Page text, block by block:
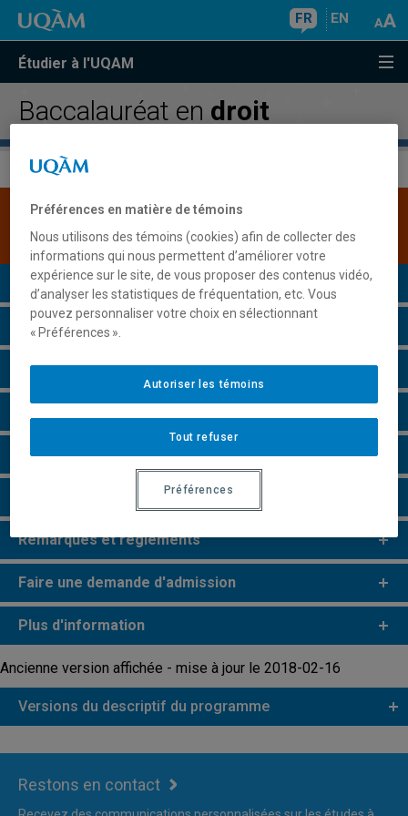
FR EN
Étudier à l'UQAM
Baccalauréat en droit
Une version plus récente de ce programme est
disponible.Cliquez ici pour la consulter.
Présentation du programme
Conditions d'admission
Cours à suivre et horaires
Perspectives professionnelles
cycles
Remarques et règlements
Faire une demande d'admission
Plus d'information
Ancienne version affichée - mise à jour le 2018-02-16
Versions du descriptif du programme
Restons en contact
Préférences en matière de témoins
Nous utilisons des témoins (cookies) afin de collecter des
informations qui nous permettent d’améliorer votre
expérience sur le site, de vous proposer des contenus vidéo,
d’analyser les statistiques de fréquentation, etc. Vous
pouvez personnaliser votre choix en sélectionnant
« Préférences ».
Tout refuser
Autoriser les témoins
Préférences